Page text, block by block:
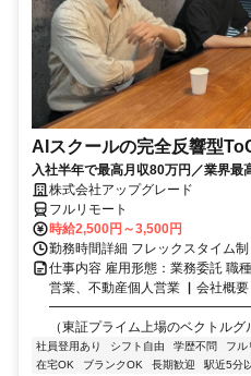
AIスクールの完全反響型
入社半年で最高月収80万円／業界最
株式会社アップグレード
フルリモート
時給2,500円～3,500円
勤務時間詳細 フレックスタイム制
仕事内容 雇用形態：業務委託 職
営業、不動産個人営業 ▏会社概要
━━━━━━━━━━━━━━━━━━
（東証プライム上場のベクトルグ
社員登用あり シフト自由 学歴不問 フル
在宅OK
ブランクOK 長期歓迎 駅近5分